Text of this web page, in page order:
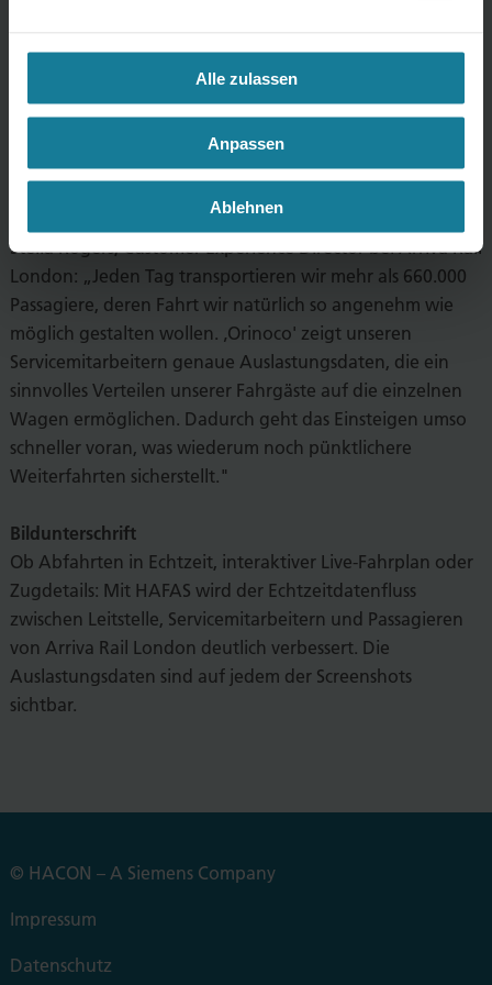
Alle zulassen
Anpassen
Ablehnen
Stationsmitarbeiter jederzeit einen umfangreichen
Echtzeit-Überblick über den Londoner Schienenverkehr
und können die Informationen unverzüglich an die
Fahrgäste weitergeben. Neben Verspätungen werden
App verschickt, z.B., wenn ein Fahrstuhl außer Betrieb ist.
Stella Rogers, Customer Experience Director bei Arriva Rail
London: „Jeden Tag transportieren wir mehr als 660.000
Passagiere, deren Fahrt wir natürlich so angenehm wie
möglich gestalten wollen. ‚Orinoco' zeigt unseren
Servicemitarbeitern genaue Auslastungsdaten, die ein
sinnvolles Verteilen unserer Fahrgäste auf die einzelnen
Wagen ermöglichen. Dadurch geht das Einsteigen umso
schneller voran, was wiederum noch pünktlichere
Weiterfahrten sicherstellt."
Bildunterschrift
Ob Abfahrten in Echtzeit, interaktiver Live-Fahrplan oder
Zugdetails: Mit HAFAS wird der Echtzeitdatenfluss
zwischen Leitstelle, Servicemitarbeitern und Passagieren
von Arriva Rail London deutlich verbessert. Die
Auslastungsdaten sind auf jedem der Screenshots
sichtbar.
© HACON – A Siemens Company
Impressum
Datenschutz